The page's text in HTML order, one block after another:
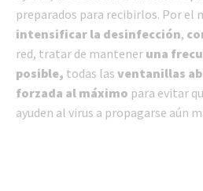
preparados para recibirlos. Por el
intensificar la desinfección,
red, tratar de mantener una
posible, todas las ventanillas
forzada al máximo para evitar
ayuden al virus a propagarse aún